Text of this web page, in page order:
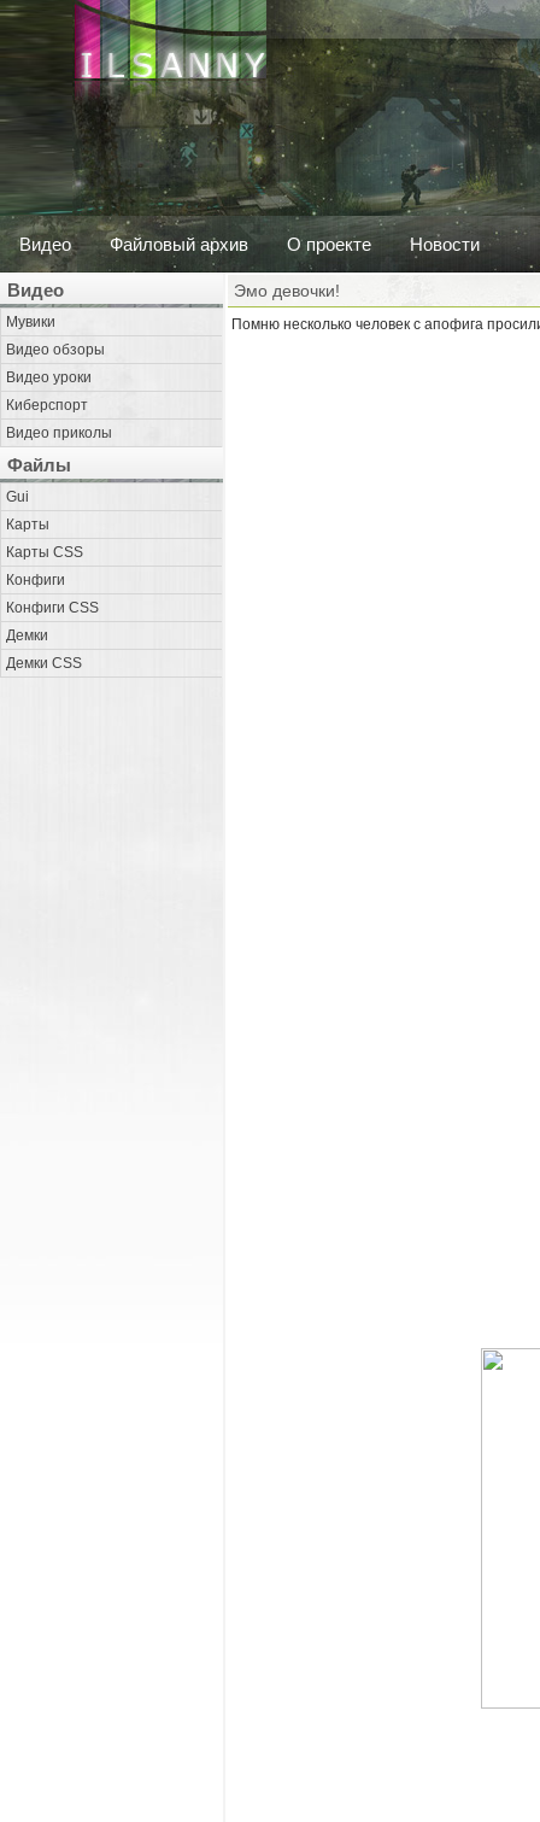
Видео Файловый архив О проекте Новости
Видео
Мувики
Видео обзоры
Видео уроки
Киберспорт
Видео приколы
Файлы
Gui
Карты
Карты CSS
Конфиги
Конфиги CSS
Демки
Демки CSS
Эмо девочки!
Помню несколько человек с апофига